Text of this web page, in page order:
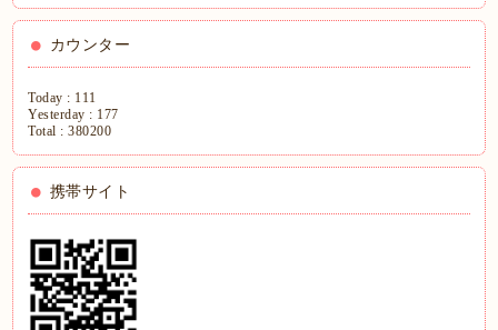
カウンター
Today : 111
Yesterday : 177
Total :380200
携帯サイト